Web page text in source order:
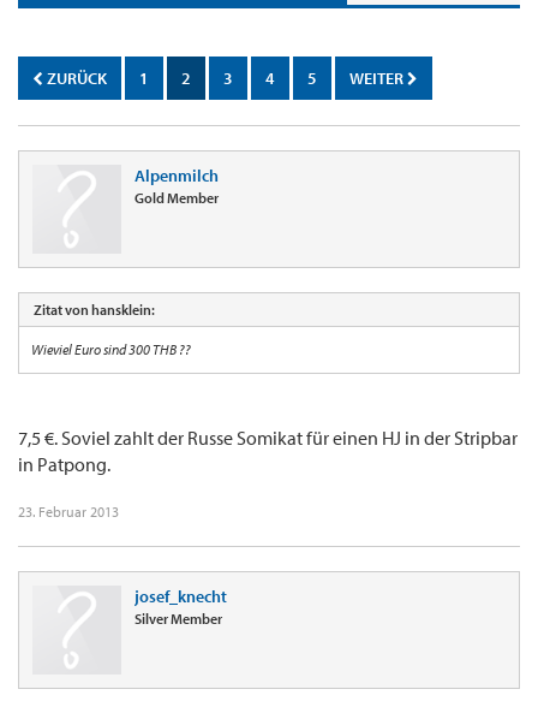
ZURÜCK 1 2 3 4 5 WEITER
Alpenmilch
Gold Member
Zitat von hansklein:
Wieviel Euro sind 300 THB ??
7,5 €. Soviel zahlt der Russe Somikat für einen HJ in der Stripbar
in Patpong.
23. Februar 2013
josef_knecht
Silver Member